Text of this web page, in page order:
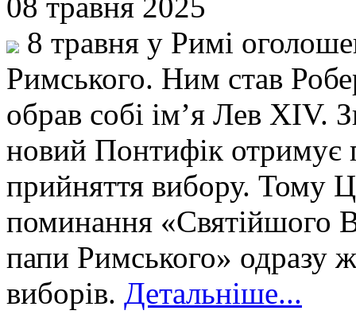
8 травня у Римі
Римського. Ним став
обрав собі імʼя Лев XIV.
новий Понтифік отримує
прийняття вибору. Тому
поминання «Святійшого
папи Римського» одразу
виборів. Детальніше...